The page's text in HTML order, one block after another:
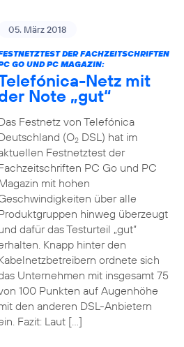
05. März 2018
DER FACHZEITSCHRIFTEN
GO UND PC MAGAZIN:
Netz mit
Note „gut“
Festnetz von Telefónica
(O2DSL) hat im
Festnetztest der
PC Go und PC
mit hohen
über alle
hinweg überzeugt
dafür das Testurteil „gut“
Knapp hinter den
ordnete sich
Unternehmen mit insgesamt 75
100 Punkten auf Augenhöhe
den anderen DSL-Anbietern
Fazit: Laut […]